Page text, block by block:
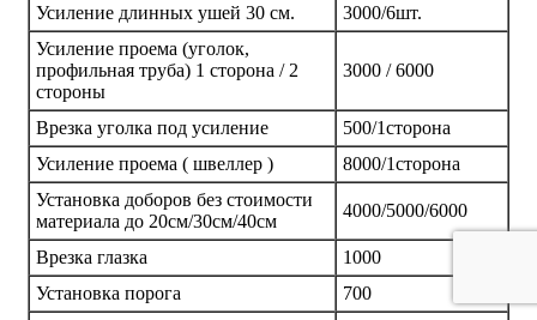
Усиление длинных ушей 30 см.
3000/6шт.
Усиление проема (уголок,
профильная труба) 1 сторона / 2
стороны
3000 / 6000
Врезка уголка под усиление
500/1сторона
Усиление проема ( швеллер )
8000/1сторона
Установка доборов без стоимости
материала до 20см/30см/40см
4000/5000/6000
Врезка глазка
1000
Установка порога
700